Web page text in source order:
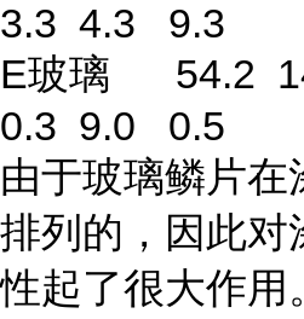
3.3 4.3 9.3
E玻璃 54.2
0.3 9.0 0.5
由于玻璃鳞片在
排列的，因此对
性起了很大作用